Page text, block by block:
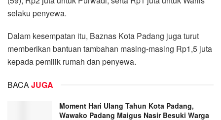
selaku penyewa.
Dalam kesempatan itu, Baznas Kota Padang juga turut
memberikan bantuan tambahan masing-masing Rp1,5 juta
kepada pemilik rumah dan penyewa.
BACAJUGA
Moment Hari Ulang Tahun Kota Padang,
Wawako Padang Maigus Nasir Besuki Warga